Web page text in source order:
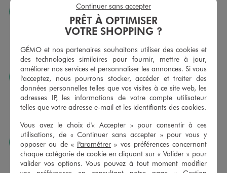
JE PEUX CHANGER D’AVIS
Nous échangeons et vous proposons un avoir ou un
remboursement pour tout article non porté, non retouché,
sous 30 jours, sur simple présentation du ticket de caisse,
dans tous les magasins GÉMO.
JE PEUX FAIRE RETOUCHER MES ARTICLES
Ourlets, ceintures… vous avez la possibilité de faire
retoucher vos articles textiles dans nos magasins. Les tarifs
sont à votre disposition sur simple demande. Voir
conditions en magasins.
J’AIME FAIRE PLAISIR
Nous vous proposons des cartes cadeaux GÉMO d’un
montant au choix entre 10€ et 150€. Les cartes cadeau
PRÊT À OPTIMISER
VOTRE SHOPPING ?
GÉMO et nos partenaires souhaitons utiliser des cookies et
des technologies similaires pour fournir, mettre à jour,
améliorer nos services et personnaliser les annonces. Si vous
l'acceptez, nous pourrons stocker, accéder et traiter des
données personnelles telles que vos visites à ce site web, les
adresses IP, les informations de votre compte utilisateur
telles que votre adresse e-mail et les identifiants des cookies.
Vous avez le choix d'« Accepter » pour consentir à ces
utilisations, de « Continuer sans accepter » pour vous y
opposer ou de « Paramétrer » vos préférences concernant
chaque catégorie de cookie en cliquant sur « Valider » pour
valider vos options. Vous pouvez à tout moment modifier
Continuer sans accepter